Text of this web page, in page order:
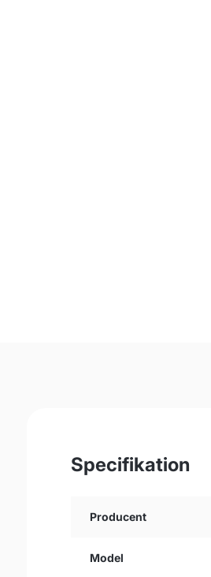
Specifikation
Producent
Model